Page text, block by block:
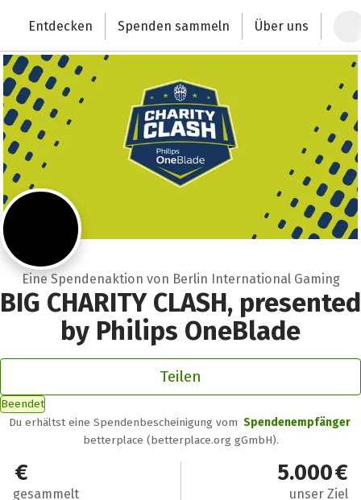
Deutschlands größte Spendenplattform
Entdecken Spenden sammeln Über uns
Eine Spendenaktion von Berlin International Gaming
BIG CHARITY CLASH, presented
by Philips OneBlade
Teilen
Beendet
Du erhältst eine Spendenbescheinigung vom Spendenempfänger
betterplace (betterplace.org gGmbH).
3.095 €
gesammelt
5.000 €
unser Ziel